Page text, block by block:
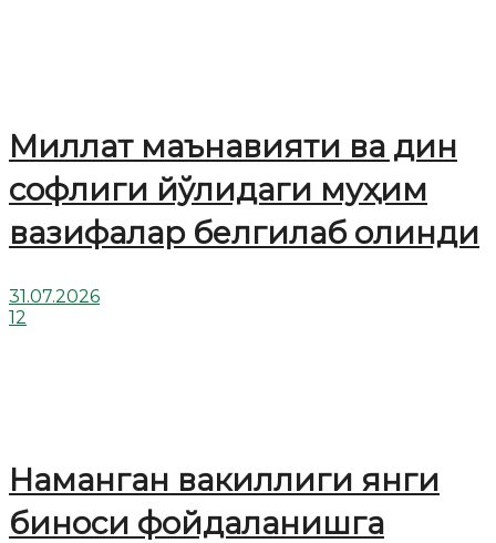
Миллат маънавияти ва дин
софлиги йўлидаги муҳим
вазифалар белгилаб олинди
31.07.2026
12
Наманган вакиллиги янги
биноси фойдаланишга